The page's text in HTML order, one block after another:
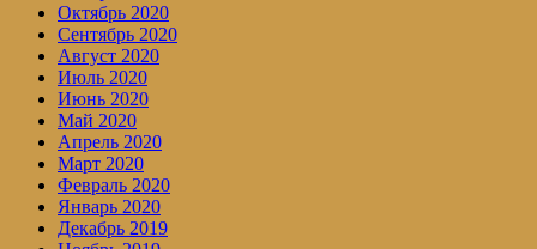
Октябрь 2020
Сентябрь 2020
Август 2020
Июль 2020
Июнь 2020
Май 2020
Апрель 2020
Март 2020
Февраль 2020
Январь 2020
Декабрь 2019